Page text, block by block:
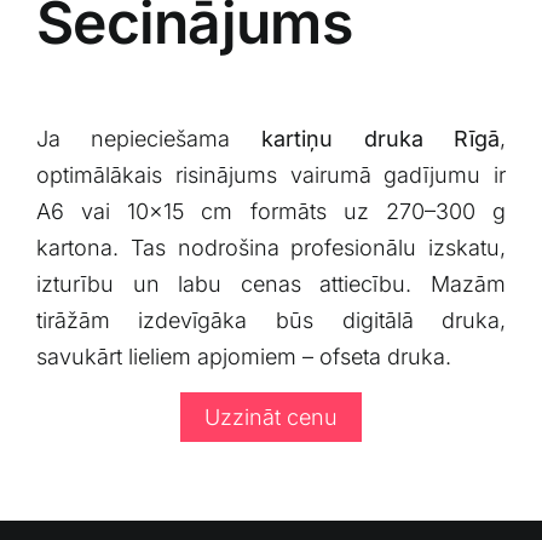
Secinājums
Ja nepieciešama kartiņu druka Rīgā,
optimālākais risinājums vairumā gadījumu ir
A6 vai 10×15 cm formāts uz 270–300 g
kartona. Tas nodrošina profesionālu izskatu,
izturību un labu cenas attiecību. Mazām
tirāžām izdevīgāka būs digitālā druka,
savukārt lieliem apjomiem – ofseta druka.
Uzzināt cenu